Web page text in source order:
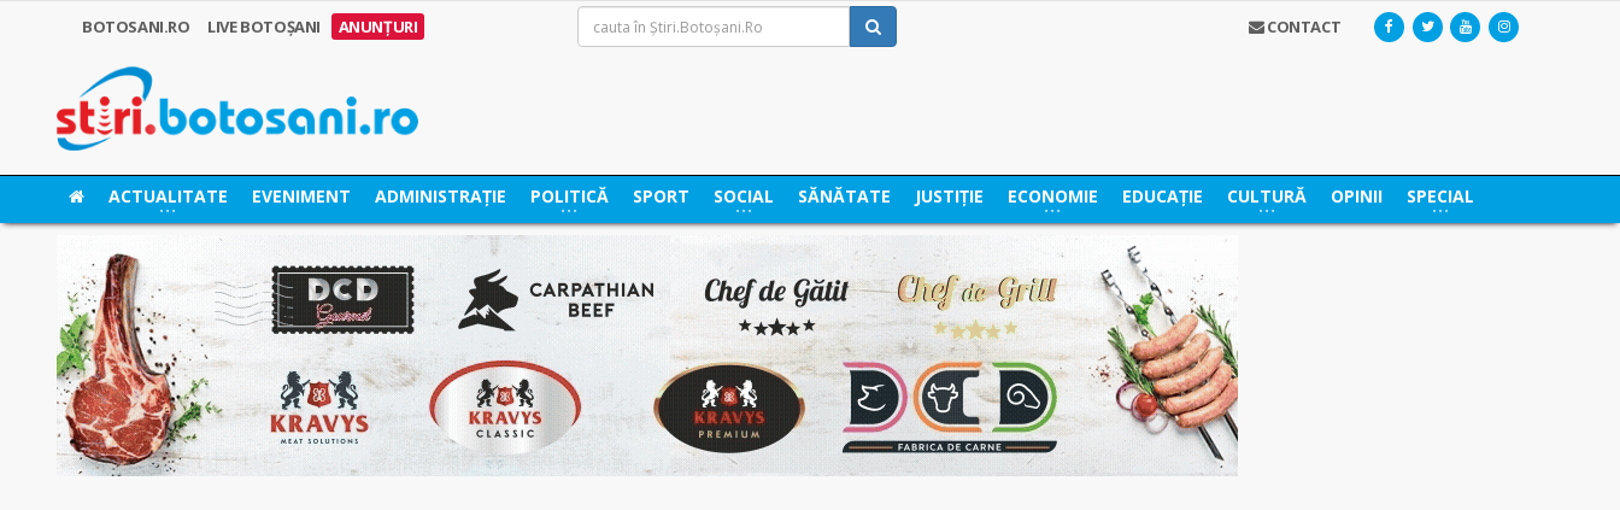
BOTOSANI.RO LIVE BOTOȘANI ANUNȚURI CONTACT
ACTUALITATE EVENIMENT ADMINISTRAȚIE POLITICĂ SPORT SOCIAL SĂNĂTATE JUSTIȚIE ECONOMIE EDUCAȚIE CULTURĂ OPINII SPECIAL